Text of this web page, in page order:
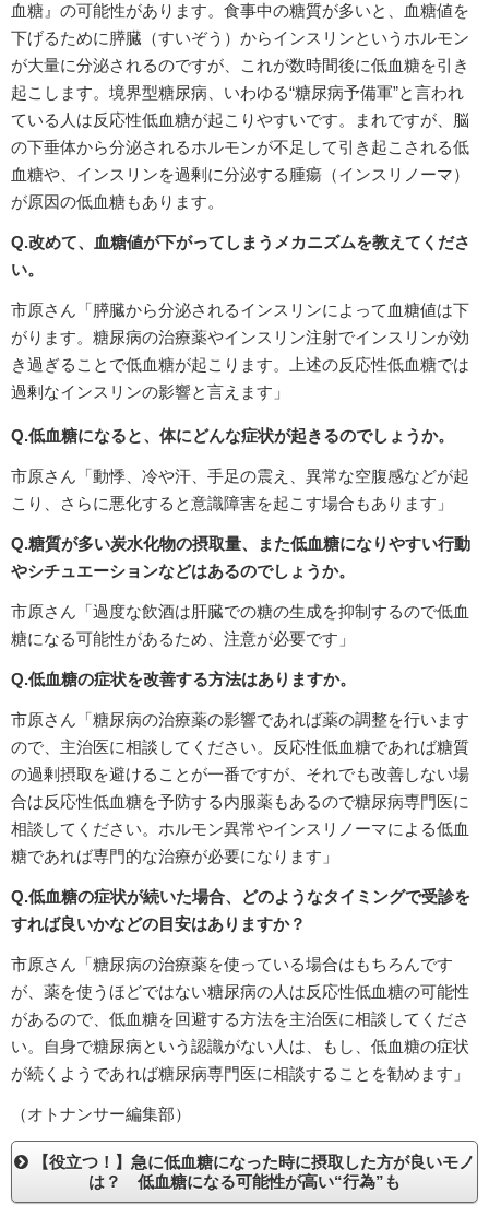
血糖』の可能性があります。食事中の糖質が多いと、血糖値を
下げるために膵臓（すいぞう）からインスリンというホルモン
が大量に分泌されるのですが、これが数時間後に低血糖を引き
起こします。境界型糖尿病、いわゆる“糖尿病予備軍”と言われ
ている人は反応性低血糖が起こりやすいです。まれですが、脳
の下垂体から分泌されるホルモンが不足して引き起こされる低
血糖や、インスリンを過剰に分泌する腫瘍（インスリノーマ）
が原因の低血糖もあります。
Q.改めて、血糖値が下がってしまうメカニズムを教えてくださ
い。
市原さん「膵臓から分泌されるインスリンによって血糖値は下
がります。糖尿病の治療薬やインスリン注射でインスリンが効
き過ぎることで低血糖が起こります。上述の反応性低血糖では
過剰なインスリンの影響と言えます」
Q.低血糖になると、体にどんな症状が起きるのでしょうか。
市原さん「動悸、冷や汗、手足の震え、異常な空腹感などが起
こり、さらに悪化すると意識障害を起こす場合もあります」
Q.糖質が多い炭水化物の摂取量、また低血糖になりやすい行動
やシチュエーションなどはあるのでしょうか。
市原さん「過度な飲酒は肝臓での糖の生成を抑制するので低血
糖になる可能性があるため、注意が必要です」
Q.低血糖の症状を改善する方法はありますか。
市原さん「糖尿病の治療薬の影響であれば薬の調整を行います
ので、主治医に相談してください。反応性低血糖であれば糖質
の過剰摂取を避けることが一番ですが、それでも改善しない場
合は反応性低血糖を予防する内服薬もあるので糖尿病専門医に
相談してください。ホルモン異常やインスリノーマによる低血
糖であれば専門的な治療が必要になります」
Q.低血糖の症状が続いた場合、どのようなタイミングで受診を
すれば良いかなどの目安はありますか？
市原さん「糖尿病の治療薬を使っている場合はもちろんです
が、薬を使うほどではない糖尿病の人は反応性低血糖の可能性
があるので、低血糖を回避する方法を主治医に相談してくださ
い。自身で糖尿病という認識がない人は、もし、低血糖の症状
が続くようであれば糖尿病専門医に相談することを勧めます」
（オトナンサー編集部）
【役立つ！】急に低血糖になった時に摂取した方が良いモノ
は？ 低血糖になる可能性が高い“行為”も